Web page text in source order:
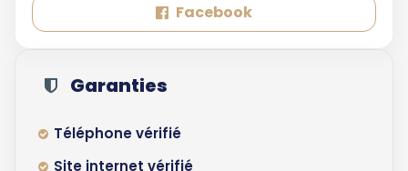
Facebook
Garanties
Téléphone vérifié
Site internet vérifié